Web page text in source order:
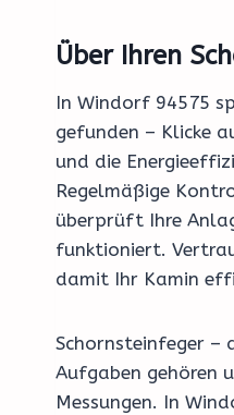
Über Ihren
In Windorf 94575
gefunden – Klicke
und die
Regelmäßige
überprüft Ihre
funktioniert.
damit Ihr Kamin
Schornsteinfeger –
Aufgaben gehören
Messungen. In